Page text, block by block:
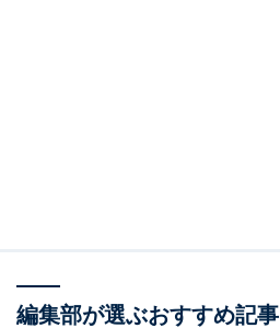
編集部が選ぶおすすめ記事